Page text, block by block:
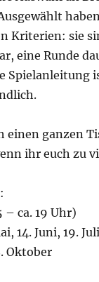
Kriterien: sie
eine Runde
Spielanleitung
einen ganzen
ihr euch zu
– ca. 19 Uhr)
14. Juni, 19.
Oktober